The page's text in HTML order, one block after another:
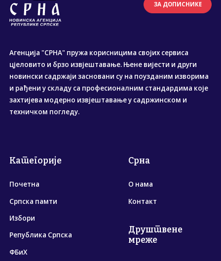
ЗА ДОПИСНИКЕ
Агенција "СРНА" пружа корисницима својих сервиса
цјеловито и брзо извјештавање. Њене вијести и други
новински садржаји засновани су на поузданим изворима
и рађени у складу са професионалним стандардима које
захтијева модерно извјештавање у садржинском и
техничком погледу.
Категорије
Почетна
Српска памти
Избори
Република Српска
ФБиХ
Срна
О нама
Контакт
Друштвене
мреже